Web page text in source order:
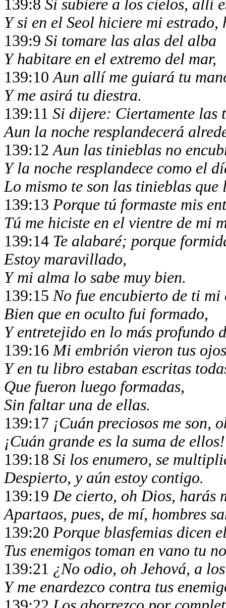
139:8 Si subiere a los cielos, allí
Y si en el Seol hiciere mi
139:9 Si tomare las alas del alba
Y habitare en el extremo del mar,
139:10Aun allí me guiará tu
Y me asirá tu diestra.
139:11 Si dijere: Ciertamente las
Aun la noche resplandecerá
139:12Aun las tinieblas no
Y la noche resplandece como el
Lo mismo te son las tinieblas que
139:13 Porque tú formaste mis
Tú me hiciste en el vientre de mi
139:14 Te alabaré; porque
Estoy maravillado,
Y mi alma lo sabe muy bien.
139:15No fue encubierto de ti mi
Bien que en oculto fui formado,
Y entretejido en lo más profundo
139:16Mi embrión vieron tus
Y en tu libro estaban escritas
Que fueron luego formadas,
Sin faltar una de ellas.
139:17 ¡Cuán preciosos me son,
¡Cuán grande es la suma de ellos!
139:18 Si los enumero, se
Despierto, y aún estoy contigo.
139:19De cierto, oh Dios, harás
Apartaos, pues, de mí, hombres
139:20 Porque blasfemias dicen
Tus enemigos toman en vano tu
139:21 ¿No odio, oh Jehová, a
Y me enardezco contra tus